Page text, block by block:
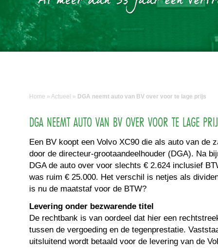
Home » Actueel » DGA neemt auto van BV over voor te lage prijs
DGA NEEMT AUTO VAN BV OVER VOOR TE LAGE
Een BV koopt een Volvo XC90 die als auto van de
door de directeur-grootaandeelhouder (DGA). Na
DGA de auto over voor slechts € 2.624 inclusief
was ruim € 25.000. Het verschil is netjes als
is nu de maatstaf voor de BTW?
Levering onder bezwarende titel
De rechtbank is van oordeel dat hier een
tussen de vergoeding en de tegenprestatie.
uitsluitend wordt betaald voor de levering van de